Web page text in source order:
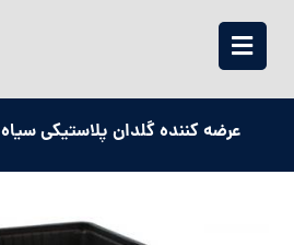
عرضه کننده گلدان پلاستیکی سیاه